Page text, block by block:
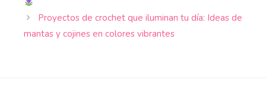
Proyectos de crochet que iluminan tu día: Ideas de
mantas y cojines en colores vibrantes